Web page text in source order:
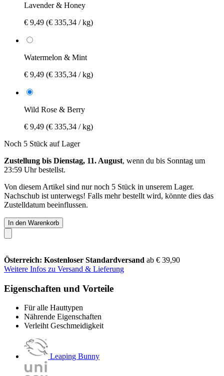
Lavender & Honey
€ 9,49 (€ 335,34 / kg)
Watermelon & Mint
€ 9,49 (€ 335,34 / kg)
Wild Rose & Berry
€ 9,49 (€ 335,34 / kg)
Noch 5 Stück auf Lager
Zustellung bis Dienstag, 11. August, wenn du bis Sonntag um
23:59 Uhrbestellst.
Von diesem Artikel sind nur noch 5 Stück in unserem Lager.
Nachschub ist unterwegs! Falls mehr bestellt wird, könnte dies das
Zustelldatum beeinflussen.
In den Warenkorb
Österreich: Kostenloser Standardversand ab € 39,90
Weitere Infos zu Versand & Lieferung
Eigenschaften und Vorteile
Für alle Hauttypen
Nährende Eigenschaften
Verleiht Geschmeidigkeit
Leaping Bunny